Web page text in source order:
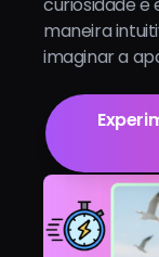
maneira
imaginar a